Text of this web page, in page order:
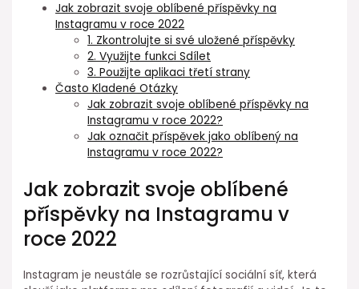
Jak zobrazit svoje oblíbené příspěvky na
Instagramu v roce 2022
1. Zkontrolujte si své uložené příspěvky
2. Využijte funkci Sdílet
3. Použijte aplikaci třetí strany
Často Kladené Otázky
Jak zobrazit svoje oblíbené příspěvky na
Instagramu v roce 2022?
Jak označit příspěvek jako oblíbený na
Instagramu v roce 2022?
Jak zobrazit svoje oblíbené
příspěvky na Instagramu v
roce 2022
Instagram je neustále se rozrůstající sociální síť, která